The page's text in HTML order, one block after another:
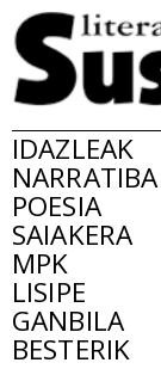
IDAZLEAK
NARRATIBA
POESIA
SAIAKERA
MPK
LISIPE
GANBILA
BESTERIK